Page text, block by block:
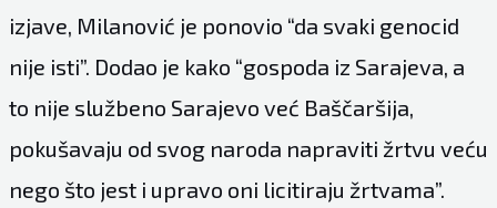
izjave, Milanović je ponovio “da svaki genocid
nije isti”. Dodao je kako “gospoda iz Sarajeva, a
to nije službeno Sarajevo već Baščaršija,
pokušavaju od svog naroda napraviti žrtvu veću
nego što jest i upravo oni licitiraju žrtvama”.